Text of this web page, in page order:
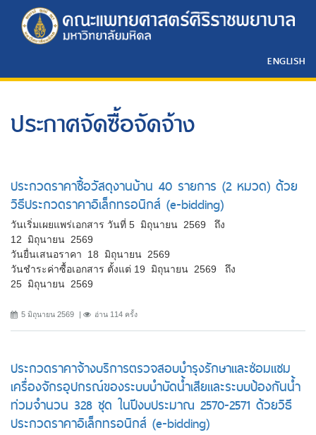
ENGLISH
ประกาศจัดซื้อจัดจ้าง
ประกวดราคาซื้อวัสดุงานบ้าน 40 รายการ (2 หมวด) ด้วย
วิธีประกวดราคาอิเล็กทรอนิกส์ (e-bidding)
วันเริ่มเผยแพร่เอกสาร วันที่ 5 มิถุนายน 2569 ถึง
12 มิถุนายน 2569
วันยื่นเสนอราคา 18 มิถุนายน 2569
วันชำระค่าซื้อเอกสาร ตั้งแต่ 19 มิถุนายน 2569 ถึง
25 มิถุนายน 2569
5 มิถุนายน 2569 อ่าน 114 ครั้ง
ประกวดราคาจ้างบริการตรวจสอบบำรุงรักษาและซ่อมแซม
เครื่องจักรอุปกรณ์ของระบบบำบัดน้ำเสียและระบบป้องกันน้ำ
ท่วมจำนวน 328 ชุด ในปีงบประมาณ 2570-2571 ด้วยวิธี
ประกวดราคาอิเล็กทรอนิกส์ (e-bidding)